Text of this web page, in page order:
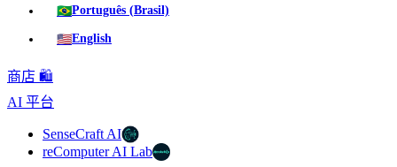
🇧🇷Português (Brasil)
🇺🇸English
商店 🛍️
AI 平台
SenseCraft AI
reComputer AI Lab